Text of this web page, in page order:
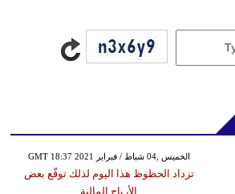
GMT 18:37 2021 الخميس ,04 شباط / فبراير
تزداد الحظوظ هذا اليوم لذلك توقّع بعض
الأرباح المالية